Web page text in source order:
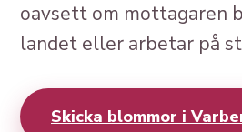
oavsett om mottagaren
landet eller arbetar på
Skicka blommor i